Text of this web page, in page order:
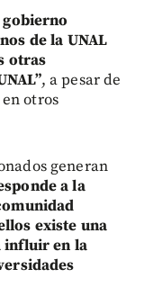
gobierno
de la UNAL
otras
, a pesar de
otros
generan
a la
existe una
influir en la